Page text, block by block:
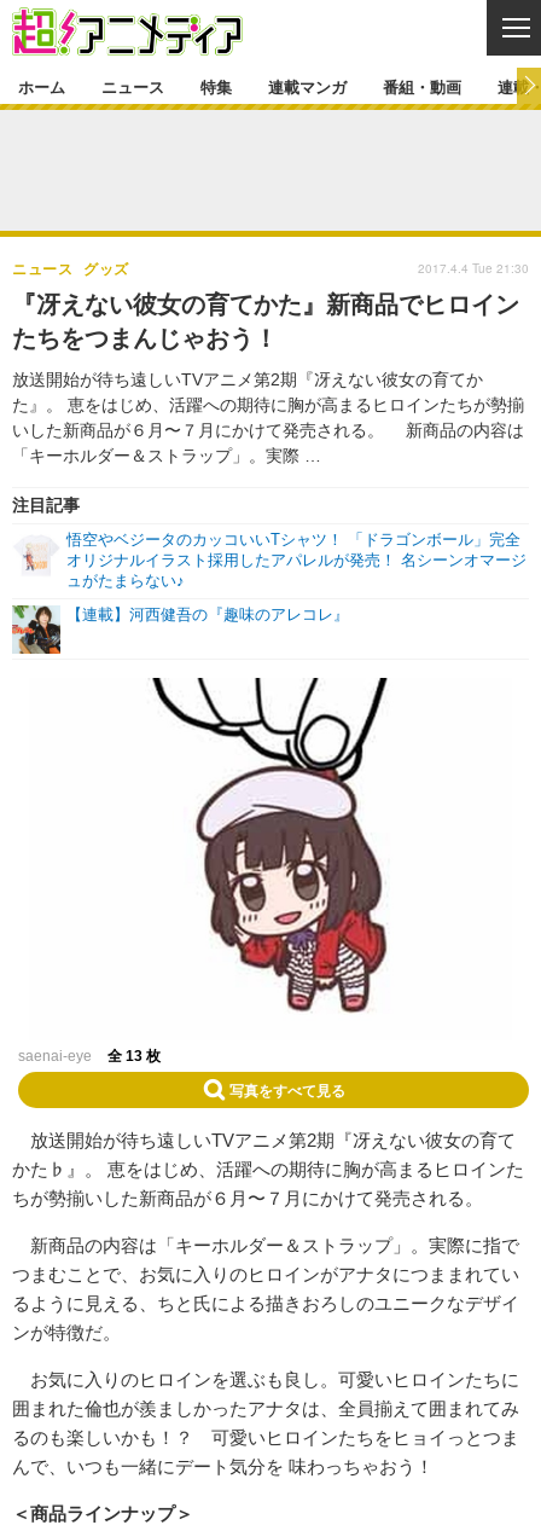
ゲーム・アプリ マンガ
グッズ
声優 コスプレ
舞台 新帝スタ
特集一覧 カバー
ラキりす
連載マンガ
連載マンガ一覧 連載一覧
番組・動画
番組・動画一覧
動画
連載・ブログ
連載・ブログ一覧 コラム
編集部ブログ・お知らせ
ホーム ニュース 特集 連載マンガ 番組・動画 連載
『冴えない彼女の育てかた』新商品でヒロイン
たちをつまんじゃおう！
放送開始が待ち遠しいTVアニメ第2期『冴えない彼女の育てか
た』。 恵をはじめ、活躍への期待に胸が高まるヒロインたちが勢揃
いした新商品が６月〜７月にかけて発売される。 新商品の内容は
「キーホルダー＆ストラップ」。実際 …
ニュース グッズ
注目記事
悟空やベジータのカッコいいTシャツ！ 「ドラゴンボール」完全
オリジナルイラスト採用したアパレルが発売！ 名シーンオマージ
ュがたまらない♪
【連載】河西健吾の『趣味のアレコレ』
2017.4.4 Tue 21:30
saenai-eye 全 13 枚
写真をすべて見る
放送開始が待ち遠しいTVアニメ第2期『冴えない彼女の育て
かた♭』。 恵をはじめ、活躍への期待に胸が高まるヒロインた
ちが勢揃いした新商品が６月〜７月にかけて発売される。
新商品の内容は「キーホルダー＆ストラップ」。実際に指で
つまむことで、 お気に入りのヒロインがアナタにつままれてい
るように見える、ちと氏による描きおろしのユニークなデザイ
ンが特徴だ。
お気に入りのヒロインを選ぶも良し。可愛いヒロインたちに
囲まれた倫也が羨ましかったアナタは、全員揃えて囲まれてみ
るのも楽しいかも！ ？ 可愛いヒロインたちをヒョイっとつま
んで、 いつも一緒にデート気分を 味わっちゃおう！
＜商品ラインナップ＞